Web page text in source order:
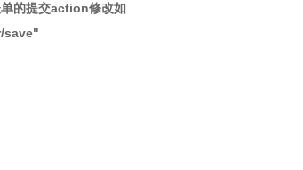
的提交action修改如
save"